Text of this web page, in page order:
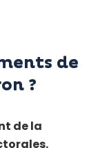
de
?
de la